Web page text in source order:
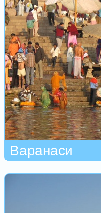
Варанаси